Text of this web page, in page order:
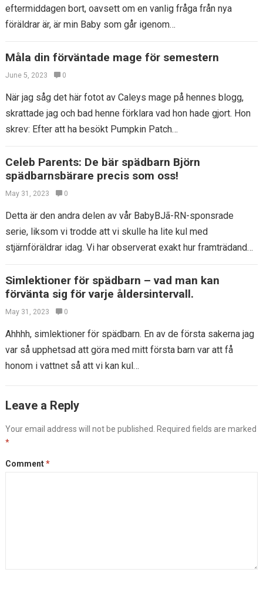
eftermiddagen bort, oavsett om en vanlig fråga från nya
föräldrar är, är min Baby som går igenom…
Måla din förväntade mage för semestern
June 5, 2023 0
När jag såg det här fotot av Caleys mage på hennes blogg,
skrattade jag och bad henne förklara vad hon hade gjort. Hon
skrev: Efter att ha besökt Pumpkin Patch…
Celeb Parents: De bär spädbarn Björn
spädbarnsbärare precis som oss!
May 31, 2023 0
Detta är den andra delen av vår BabyBJã-RN-sponsrade
serie, liksom vi trodde att vi skulle ha lite kul med
stjärnföräldrar idag. Vi har observerat exakt hur framträdande
Simlektioner för spädbarn – vad man kan
förvänta sig för varje åldersintervall.
May 31, 2023 0
Ahhhh, simlektioner för spädbarn. En av de första sakerna jag
var så upphetsad att göra med mitt första barn var att få
honom i vattnet så att vi kan kul…
Leave a Reply
Your email address will not be published.
Required fields are marked
*
Comment*